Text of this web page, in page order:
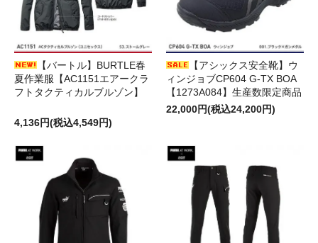
【バートル】BURTLE春
夏作業服【AC1151エアークラ
フトタクティカルブルゾン】
4,136円(税込4,549円)
【アシックス安全靴】ウ
ィンジョブCP604 G-TX BOA
【1273A084】生産数限定商品
22,000円(税込24,200円)